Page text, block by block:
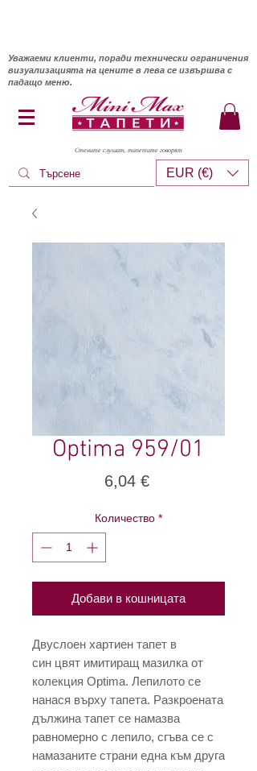
Уважаеми клиенти, поради технически ограничения
визуализацията на цените в лева се извършва с
падащо меню.
Стените слушат, тапетите говорят
EUR (€)
Optima 959/01
6,04 €Цена
Количество *
Добави в кошницата
Двуслоен хартиен тапет в
син цвят имитиращ мазилка от
колекция Optima. Лепилото се
нанася върху тапета. Разкроената
дължина тапет се намазва
равномерно с лепило, сгъва се с
намазаните страни една към друга